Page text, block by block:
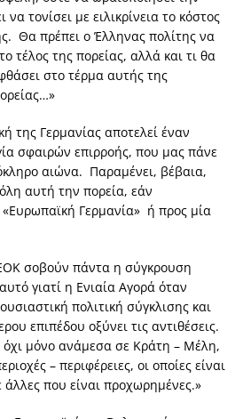
να τονίσει με ειλικρίνεια το κόστος
Θα πρέπει ο Έλληνας πολίτης να
τέλος της πορείας, αλλά και τι θα
στο τέρμα αυτής της
της Γερμανίας αποτελεί έναν
σφαιρών επιρροής, που μας πάνε
αιώνα. Παραμένει, βέβαια,
αυτή την πορεία, εάν
Γερμανία» ή προς μία
σοβούν πάντα η σύγκρουση
γιατί η Ενιαία Αγορά όταν
πολιτική σύγκλισης και
επιπέδου οξύνει τις αντιθέσεις.
όχι μόνο ανάμεσα σε Κράτη – Μέλη,
– περιφέρειες, οι οποίες είναι
άλλες που είναι προχωρημένες.»